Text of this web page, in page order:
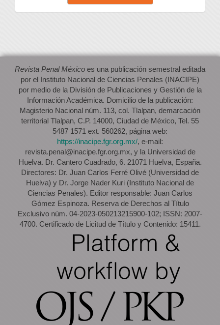
artículo
Revista Penal México es una publicación semestral editada
por el Instituto Nacional de Ciencias Penales (INACIPE)
por medio de la División de Publicaciones y Gestión de la
Información Académica. Domicilio de la publicación:
Magisterio Nacional núm. 113, col. Tlalpan, demarcación
territorial Tlalpan, C.P. 14000, Ciudad de México, Tel. 55
5487 1571 ext. 560262, página web:
https://inacipe.fgr.org.mx/, e-mail:
revista.penal@inacipe.fgr.org.mx, y la Universidad de
Huelva. Dr. Cantero Cuadrado, 6. 21071 Huelva, España.
Directores: Dr. Juan Carlos Ferré Olivé (Universidad de
Huelva) y Dr. Jorge Nader Kuri (Instituto Nacional de
Ciencias Penales). Editor responsable: Juan Carlos
Gómez Espinoza. Reserva de Derechos al Título
Exclusivo núm. 04-2023-050213215900-102; ISSN: 2007-
4700. Certificado de Licitud de Título y Contenido: 15411.